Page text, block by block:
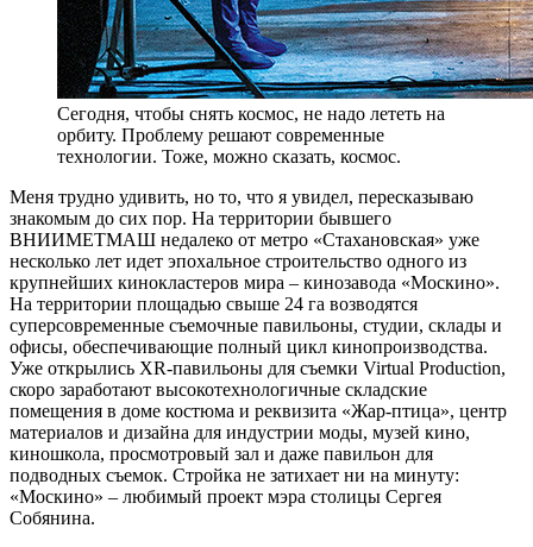
Сегодня, чтобы снять космос, не надо лететь на
орбиту. Проблему решают современные
технологии. Тоже, можно сказать, космос.
Меня трудно удивить, но то, что я увидел, пересказываю
знакомым до сих пор. На территории бывшего
ВНИИМЕТМАШ недалеко от метро «Стахановская» уже
несколько лет идет эпохальное строительство одного из
крупнейших кинокластеров мира – кинозавода «Москино».
На территории площадью свыше 24 га возводятся
суперсовременные съемочные павильоны, студии, склады и
офисы, обеспечивающие полный цикл кинопроизводства.
Уже открылись XR-павильоны для съемки Virtual Production,
скоро заработают высокотехнологичные складские
помещения в доме костюма и реквизита «Жар-птица», центр
материалов и дизайна для индустрии моды, музей кино,
киношкола, просмотровый зал и даже павильон для
подводных съемок. Стройка не затихает ни на минуту:
«Москино» – любимый проект мэра столицы Сергея
Собянина.